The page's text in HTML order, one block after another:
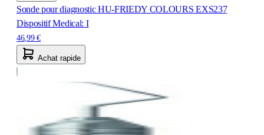
Sonde pour diagnostic HU-FRIEDY COLOURS EXS237
Dispositif Medical: I
46,99 €
Achat rapide